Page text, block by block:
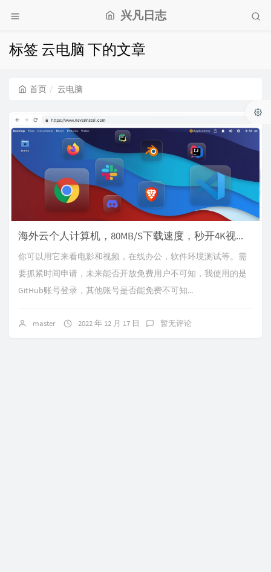
兴凡日志
标签 云电脑 下的文章
首页 云电脑
海外云个人计算机，80MB/S下载速度，秒开4K视频，5秒申请，无需信用卡
你可以用它来看电影和视频，在线办公，软件环境测试等。需
要抓紧时间申请，未来能否开放免费用户不可知，我使用的是
GitHub账号登录，其他账号是否能免费不可知...
master 2022 年 12 月 17 日 暂无评论